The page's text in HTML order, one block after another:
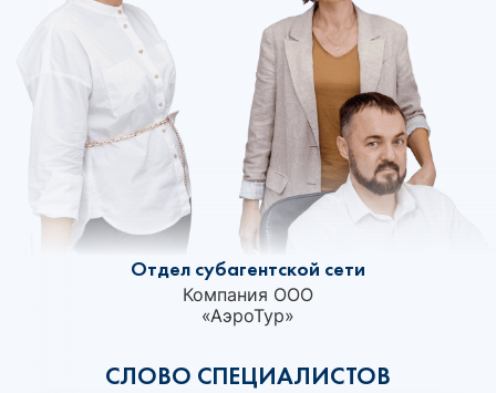
СЛОВО СПЕЦИАЛИСТОВ
Отдел субагентской сети
Компания ООО
«АэроТур»‎